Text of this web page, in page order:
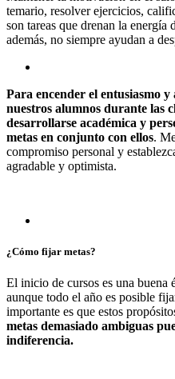
temario, resolver ejercicios,
son tareas que drenan la energía
además, no siempre ayudan a
Para encender el entusiasmo
nuestros alumnos durante las
desarrollarse académica y
metas en conjunto con ellos.
compromiso personal y
agradable y optimista.
¿Cómo fijar metas?
El inicio de cursos es una buena
aunque todo el año es posible
importante es que estos
metas demasiado ambiguas
indiferencia.